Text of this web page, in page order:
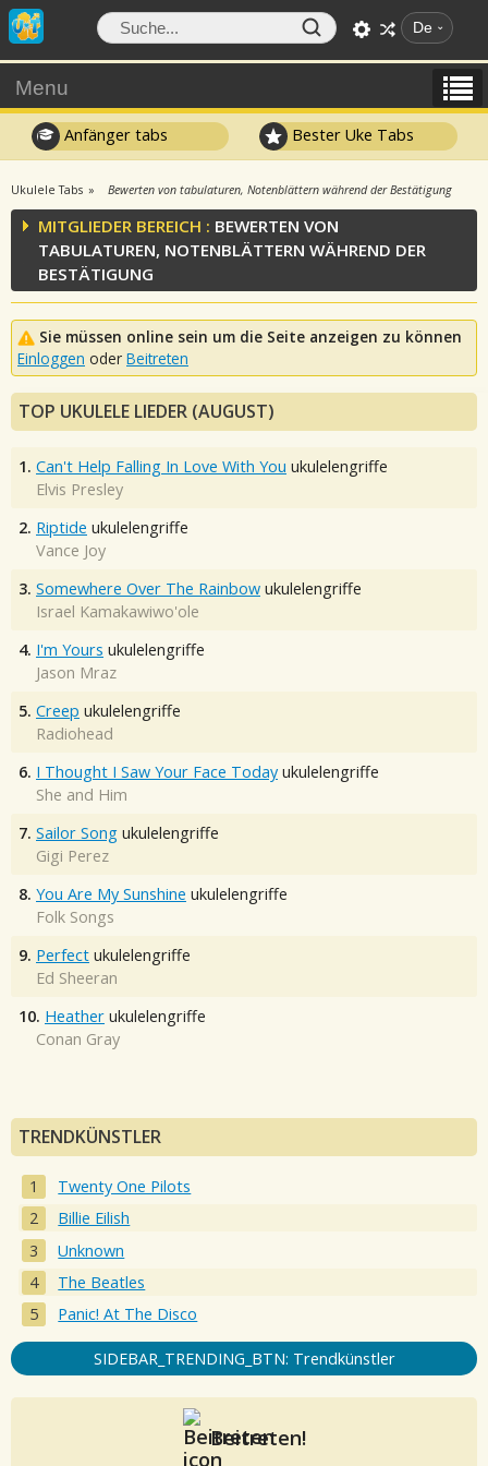
De
Menu
Anfänger tabs Bester Uke Tabs
Ukulele Tabs Bewerten von tabulaturen, Notenblättern während der Bestätigung
MITGLIEDER BEREICH : BEWERTEN VON
TABULATUREN, NOTENBLÄTTERN WÄHREND DER
BESTÄTIGUNG
Sie müssen online sein um die Seite anzeigen zu können
Einloggen oder Beitreten
TOP UKULELE LIEDER (AUGUST)
1. Can't Help Falling In Love With You ukulelengriffe
Elvis Presley
2. Riptide ukulelengriffe
Vance Joy
3. Somewhere Over The Rainbow ukulelengriffe
Israel Kamakawiwo'ole
4. I'm Yours ukulelengriffe
Jason Mraz
5. Creep ukulelengriffe
Radiohead
6. I Thought I Saw Your Face Today ukulelengriffe
She and Him
7. Sailor Song ukulelengriffe
Gigi Perez
8. You Are My Sunshine ukulelengriffe
Folk Songs
9. Perfect ukulelengriffe
Ed Sheeran
10. Heather ukulelengriffe
Conan Gray
TRENDKÜNSTLER
Twenty One Pilots
Billie Eilish
Unknown
The Beatles
Panic! At The Disco
SIDEBAR_TRENDING_BTN: Trendkünstler
Beitreten!